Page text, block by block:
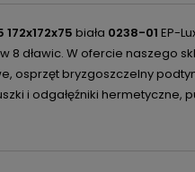
biała 0238-01 EP-
8 dławic. W ofercie naszego
osprzęt bryzgoszczelny
i odgałęźniki hermetyczne,